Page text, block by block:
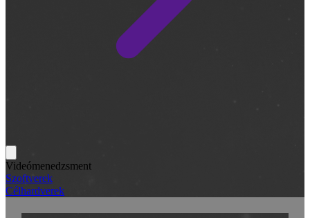
Videómenedzsment
Szoftverek
Célhardverek